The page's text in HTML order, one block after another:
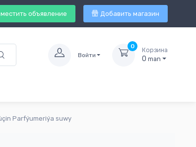
объявление Добавить магазин
Войти
0
Корзина
0 man
Parfýumeriýa suwy